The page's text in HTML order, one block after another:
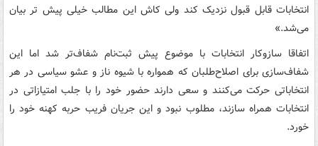
انتخابات قابل قبول نزدیک کند ولی کاش این مطالب خیلی پیش تر بیان
می‌شد.»‌
اتفاقا سازوکار انتخابات با موضوع پیش ثبت‌نام شفاف‌تر شد اما این
شفاف‌سازی برای اصلاح‌طلبان که همواره با شیوه ناز و عشو سیاسی در هر
انتخاباتی حرکت می‌کنند و سعی دارند حضور خود را با جلب امتیازاتی در
انتخابات همراه سازند، مطلوب نبود و این جریان فریب حربه کهنه خود را
خورد.